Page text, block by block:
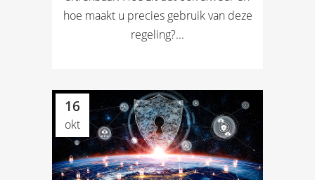
hoe maakt u precies gebruik van deze
regeling?...
16
okt